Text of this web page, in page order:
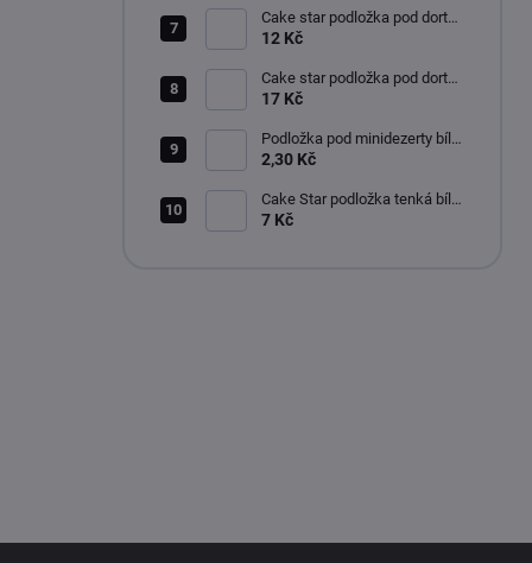
Cake star podložka pod dort
pevná bílá lesklá 24cm
12 Kč
Cake star podložka pod dort
pevná bílá lesklá 28cm
17 Kč
Podložka pod minidezerty bílo-
černé kruh 8 cm
2,30 Kč
Cake Star podložka tenká bílá
20 cm
7 Kč